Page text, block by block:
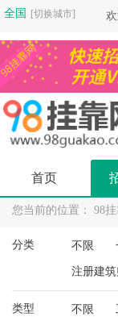
全国 [切换城市]
首页
您当前的位置： 98
分类 不限
注册建筑
类型 不限